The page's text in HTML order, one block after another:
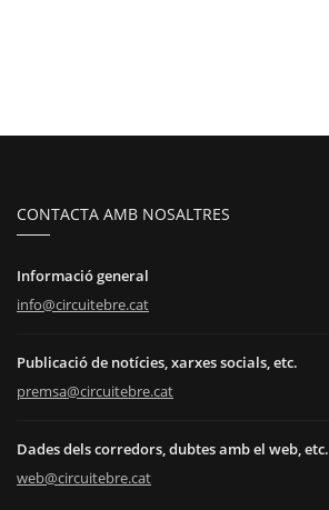
CONTACTA AMB NOSALTRES
Informació general
info@circuitebre.cat
Publicació de notícies, xarxes socials, etc.
premsa@circuitebre.cat
Dades dels corredors, dubtes amb el web, etc.
web@circuitebre.cat